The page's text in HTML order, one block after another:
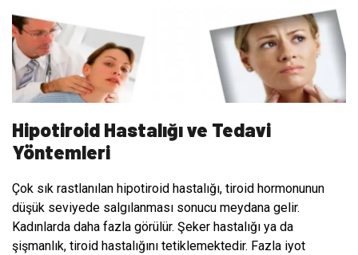
Hipotiroid Hastalığı ve Tedavi
Yöntemleri
Çok sık rastlanılan hipotiroid hastalığı, tiroid hormonunun
düşük seviyede salgılanması sonucu meydana gelir.
Kadınlarda daha fazla görülür. Şeker hastalığı ya da
şişmanlık, tiroid hastalığını tetiklemektedir. Fazla iyot